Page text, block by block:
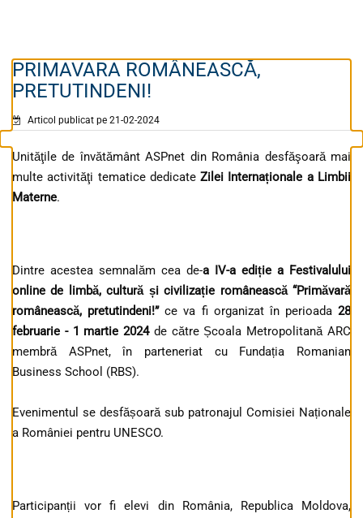
PRIMAVARA ROMÂNEASCĂ,
PRETUTINDENI!
Articol publicat pe 21-02-2024
Unităţile de învătământ ASPnet din România desfăşoară mai
multe activităţi tematice dedicateZilei Internaționale a Limbii
Materne.
Dintre acestea semnalăm cea de-a IV-a ediție a Festivalului
online de limbă, cultură și civilizație românească “Primăvară
românească, pretutindeni!”ce va fi organizat în perioada 28
februarie - 1 martie 2024de către Școala Metropolitană ARC
membră ASPnet, în parteneriat cu Fundația Romanian
Business School (RBS).
Evenimentul se desfășoară sub patronajul Comisiei Naționale
a României pentru UNESCO.
Participanții vor fi elevi din România, Republica Moldova,